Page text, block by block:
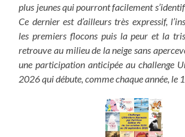
plus jeunes qui pourront facilement
Ce dernier est d’ailleurs très expressif,
les premiers flocons puis la peur et la
retrouve au milieu de la neige sans
une participation anticipée au challenge
2026 qui débute, comme chaque année, le